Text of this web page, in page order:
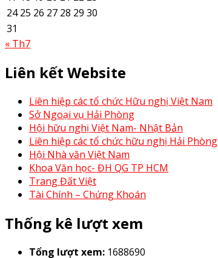
24 25 26 27 28 29 30
31
« Th7
Liên kết Website
Liên hiệp các tổ chức Hữu nghị Việt Nam
Sở Ngoại vụ Hải Phòng
Hội hữu nghị Việt Nam- Nhật Bản
Liên hiệp các tổ chức hữu nghị Hải Phòng
Hội Nhà văn Việt Nam
Khoa Văn học- ĐH QG TP HCM
Trang Đất Việt
Tài Chính – Chứng Khoán
Thống kê lượt xem
Tổng lượt xem: 1688690